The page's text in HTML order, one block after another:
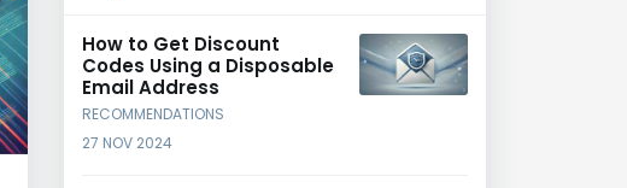
How to Get Discount
Codes Using a Disposable
Email Address
RECOMMENDATIONS
27 NOV 2024